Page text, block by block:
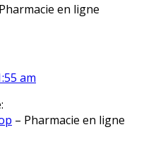
Pharmacie en ligne
am
– Pharmacie en ligne